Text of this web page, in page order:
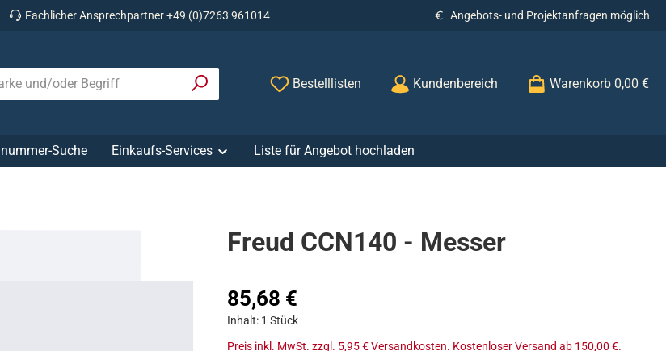
Fachlicher Ansprechpartner +49 (0)7263 961014 Angebots- und Projektanfragen möglich
Bestelllisten Kundenbereich Warenkorb 0,00 €
Suche Einkaufs-Services Liste für Angebot hochladen
Freud CCN140 - Messer
Regulärer Preis:
85,68 €
Inhalt: 1 Stück
Preis inkl. MwSt. zzgl. 5,95 € Versandkosten. Kostenloser Versand ab 150,00 €.